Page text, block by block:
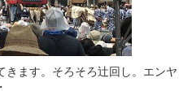
きます。そろそろ辻回し。エンヤ